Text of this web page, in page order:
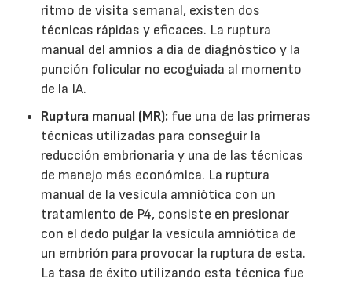
ritmo de visita semanal, existen dos
técnicas rápidas y eficaces. La ruptura
manual del amnios a día de diagnóstico y la
punción folicular no ecoguiada al momento
de la IA.
Ruptura manual (MR): fue una de las primeras
técnicas utilizadas para conseguir la
reducción embrionaria y una de las técnicas
de manejo más económica. La ruptura
manual de la vesícula amniótica con un
tratamiento de P4, consiste en presionar
con el dedo pulgar la vesícula amniótica de
un embrión para provocar la ruptura de esta.
La tasa de éxito utilizando esta técnica fue